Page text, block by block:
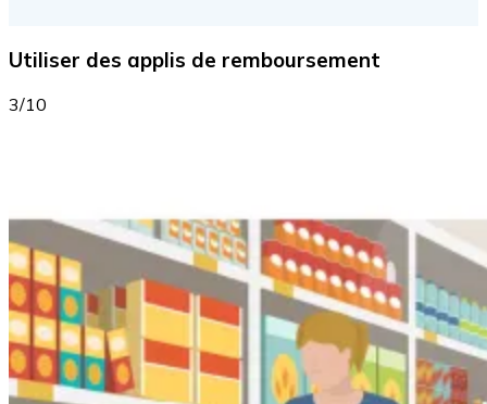
Utiliser des applis de remboursement
3/10